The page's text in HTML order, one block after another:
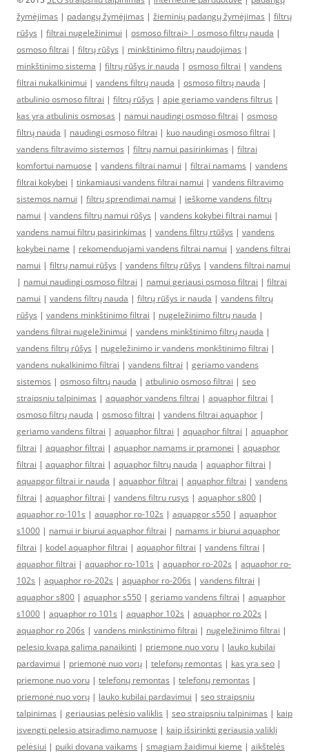
žymėjimas | padangų žymėjimas | žieminių padangų žymėjimas | filtrų
rūšys | filtrai nugeležinimui | osmoso filtrai> | osmoso filtrų nauda |
osmoso filtrai | filtrų rūšys | minkštinimo filtrų naudojimas |
minkštinimo sistema | filtrų rūšys ir nauda | osmoso filtrai | vandens
filtrai nukalkinimui | vandens filtrų nauda | osmoso filtrų nauda |
atbulinio osmoso filtrai | filtrų rūšys | apie geriamo vandens filtrus |
kas yra atbulinis osmosas | namui naudingi osmoso filtrai | osmoso
filtrų nauda | naudingi osmoso filtrai | kuo naudingi osmoso filtrai |
vandens filtravimo sistemos | filtrų namui pasirinkimas | filtrai
komfortui namuose | vandens filtrai namui | filtrai namams | vandens
filtrai kokybei | tinkamiausi vandens filtrai namui | vandens filtravimo
sistemos namui | filtrų sprendimai namui | ieškome vandens filtrų
namui | vandens filtrų namui rūšys | vandens kokybei filtrai namui |
vandens namui filtrų pasirinkimas | vandens filtrų rtūšys | vandens
kokybei name | rekomenduojami vandens filtrai namui | vandens filtrai
namui | filtrų namui rūšys | vandens filtrų rūšys | vandens filtrai namui
| namui naudingi osmoso filtrai | namui geriausi osmoso filtrai | filtrai
namui | vandens filtrų nauda | filtrų rūšys ir nauda | vandens filtrų
rūšys | vandens minkštinimo filtrai | nugeležinimo filtrų nauda |
vandens filtrai nugeležinimui | vandens minkštinimo filtrų nauda |
vandens filtrų rūšys | nugeležinimo ir vandens monkštinimo filtrai |
vandens nukalkinimo filtrai | vandens filtrai | geriamo vandens
sistemos | osmoso filtrų nauda | atbulinio osmoso filtrai | seo
straipsniu talpinimas | aquaphor vandens filtrai | aquaphor filtrai |
osmoso filtrų nauda | osmoso filtrai | vandens filtrai aquaphor |
geriamo vandens filtrai | aquaphor filtrai | aquaphor filtrai | aquaphor
filtrai | aquaphor filtrai | aquaphor namams ir pramonei | aquaphor
filtrai | aquaphor filtrai | aquaphor filtrų nauda | aquaphor filtrai |
aquapgor filtrai ir nauda | aquaphor filtrai | aquaphor filtrai | vandens
filtrai | aquaphor filtrai | vandens filtru rusys | aquaphor s800 |
aquaphor ro-101s | aquaphor ro-102s | aquapgor s550 | aquaphor
s1000 | namui ir biurui aquaphor filtrai | namams ir biurui aquaphor
filtrai | kodel aquaphor filtrai | aquaphor filtrai | vandens filtrai |
aquaphor filtrai | aquaphor ro-101s | aquaphor ro-202s | aquaphor ro-
102s | aquaphor ro-202s | aquaphor ro-206s | vandens filtrai |
aquaphor s800 | aquaphor s550 | geriamo vandens filtrai | aquaphor
s1000 | aquaphor ro 101s | aquaphor 102s | aquaphor ro 202s |
aquaphor ro 206s | vandens minkstinimo filtrai | nugeležinimo filtrai |
pelesio kvapa galima panaikinti | priemone nuo voru | lauko kubilai
pardavimui | priemonė nuo vorų | telefonų remontas | kas yra seo |
priemone nuo voru | telefonų remontas | telefonų remontas |
priemonė nuo vorų | lauko kubilai pardavimui | seo straipsniu
talpinimas | geriausias pelėsio valiklis | seo straipsniu talpinimas | kaip
isvengti pelesio atsiradimo namuose | kaip išsirinkti geriausią valiklį
pelėsiui | puiki dovana vaikams | smagiam žaidimui kieme | aikštelės